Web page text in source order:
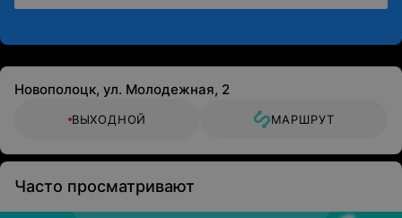
Новополоцк, ул. Молодежная, 2
ВЫХОДНОЙ МАРШРУТ
Часто просматривают